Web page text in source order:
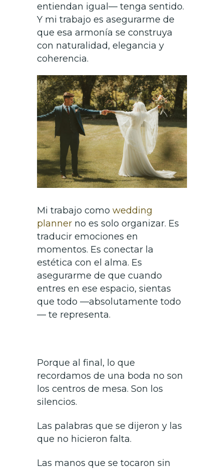
entiendan igual— tenga sentido.
Y mi trabajo es asegurarme de
que esa armonía se construya
con naturalidad, elegancia y
coherencia.
Mi trabajo como wedding
planner no es solo organizar. Es
traducir emociones en
momentos. Es conectar la
estética con el alma. Es
asegurarme de que cuando
entres en ese espacio, sientas
que todo —absolutamente todo
— te representa.
Porque al final, lo que
recordamos de una boda no son
los centros de mesa. Son los
silencios.
Las palabras que se dijeron y las
que no hicieron falta.
Las manos que se tocaron sin